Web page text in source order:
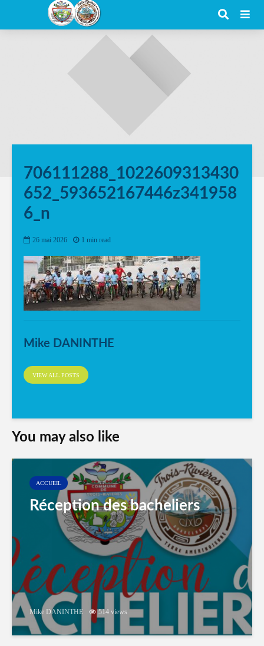
706111288_1022609313430
652_593652167446z341958
6_n
26 mai 2026 1 min read
Mike DANINTHE
VIEW ALL POSTS
You may also like
ACCUEIL
Réception des bacheliers
Mike DANINTHE 514 views